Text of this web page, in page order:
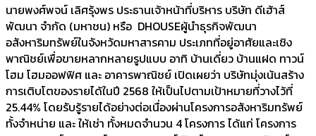
นายพงศ์พจน์ เลิศรุ้งพร ประธานเจ้าหน้าที่บริหาร บริษัท ดีเฮ้าส์
พัฒนา จำกัด (มหาชน) หรือ DHOUSEผู้นำธุรกิจพัฒนา
อสังหาริมทรัพย์ในจังหวัดมหาสารคาม ประเภทที่อยู่อาศัยและเชิง
พาณิชย์เพื่อขายหลากหลายรูปแบบ อาทิ บ้านเดี่ยว บ้านแฝด ทาวน์
โฮม โฮมออฟฟิศ และ อาคารพาณิชย์ เปิดเผยว่า บริษัทมุ่งเน้นสร้าง
การเติบโตของรายได้ในปี 2568 ให้เป็นไปตามเป้าหมายที่วางไว้ที่
25.44% โดยรับรู้รายได้อย่างต่อเนื่องผ่านโครงการอสังหาริมทรัพย์
ทั้งจำหน่าย และ ให้เช่า ทั้งหมดจำนวน 4 โครงการ ได้แก่ โครงการ